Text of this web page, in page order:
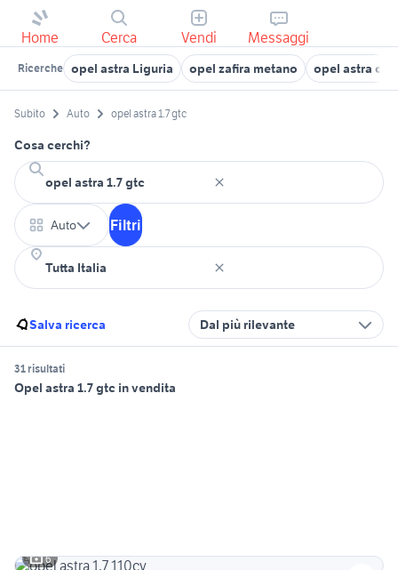
Home Cerca Vendi Messaggi
Ricerche opel astra Liguria opel zafira metano opel astra
Subito Auto opel astra 1.7 gtc
Cosa cerchi?
Auto Filtri
Salva ricerca Dal più rilevante
31 risultati
Opel astra 1.7 gtc in vendita
6